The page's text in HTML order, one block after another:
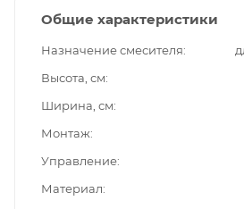
Общие характеристики
Назначение смесителя
Высота, см
Ширина, см
Монтаж
Управление
Материал